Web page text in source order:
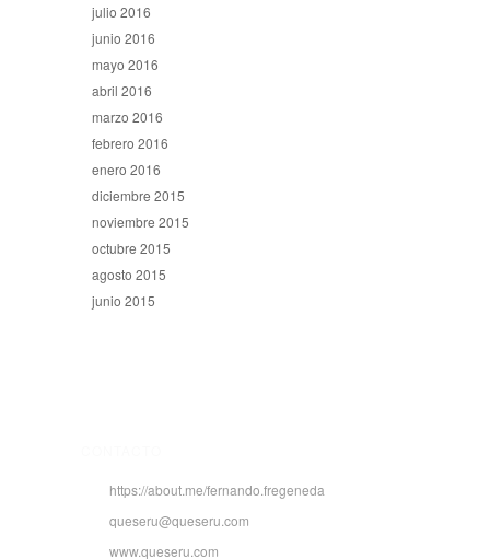
julio 2016
junio 2016
mayo 2016
abril 2016
marzo 2016
febrero 2016
enero 2016
diciembre 2015
noviembre 2015
octubre 2015
agosto 2015
junio 2015
https://about.me/fernando.fregeneda
queseru@queseru.com
www.queseru.com